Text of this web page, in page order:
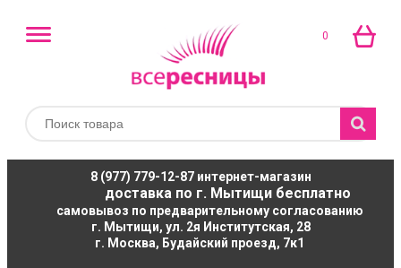
0
8 (977) 779-12-87интернет-магазин
доставка по г. Мытищи бесплатно
самовывоз по предварительному согласованию
г. Мытищи, ул. 2я Институтская, 28
г. Москва, Будайский проезд, 7к1